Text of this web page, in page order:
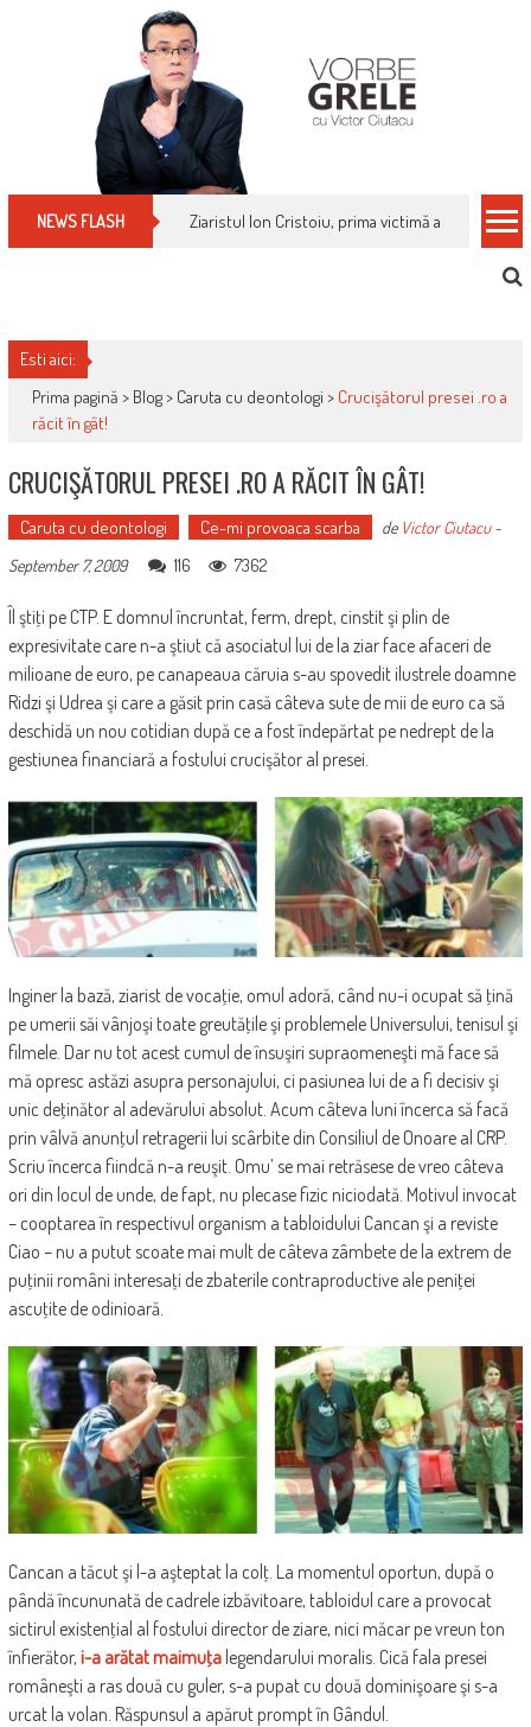
NEWS FLASH Ziaristul Ion Cristoiu, prima victimă a noi
Esti aici:
Prima pagină > Blog> Caruta cu deontologi > Crucişătorul presei .ro a
răcit în gât!
CRUCIŞĂTORUL PRESEI .RO A RĂCIT ÎN GÂT!
Caruta cu deontologi Ce-mi provoaca scarba de Victor Ciutacu-
September 7, 2009
116 7362
Îl ştiţi pe CTP. E domnul încruntat, ferm, drept, cinstit şi plin de
expresivitate care n-a ştiut că asociatul lui de la ziar face afaceri de
milioane de euro, pe canapeaua căruia s-au spovedit ilustrele doamne
Ridzi şi Udrea şi care a găsit prin casă câteva sute de mii de euro ca să
deschidă un nou cotidian după ce a fost îndepărtat pe nedrept de la
gestiunea financiară a fostului crucişător al presei.
Inginer la bază, ziarist de vocaţie, omul adoră, când nu-i ocupat să ţină
pe umerii săi vânjoşi toate greutăţile şi problemele Universului, tenisul şi
filmele. Dar nu tot acest cumul de însuşiri supraomeneşti mă face să
mă opresc astăzi asupra personajului, ci pasiunea lui de a fi decisiv şi
unic deţinător al adevărului absolut. Acum câteva luni încerca să facă
prin vâlvă anunţul retragerii lui scârbite din Consiliul de Onoare al CRP.
Scriu încerca fiindcă n-a reuşit. Omu’ se mai retrăsese de vreo câteva
ori din locul de unde, de fapt, nu plecase fizic niciodată. Motivul invocat
– cooptarea în respectivul organism a tabloidului Cancan şi a reviste
Ciao – nu a putut scoate mai mult de câteva zâmbete de la extrem de
puţinii români interesaţi de zbaterile contraproductive ale peniţei
ascuţite de odinioară.
Cancan a tăcut şi l-a aşteptat la colţ. La momentul oportun, după o
pândă încununată de cadrele izbăvitoare, tabloidul care a provocat
sictirul existenţial al fostului director de ziare, nici măcar pe vreun ton
înfierător, i-a arătat maimuţalegendarului moralis. Cică fala presei
româneşti a ras două cu guler, s-a pupat cu două dominişoare şi s-a
urcat la volan. Răspunsul a apărut prompt în Gândul.